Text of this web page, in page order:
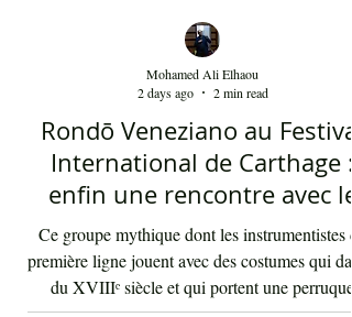
Rondō Veneziano au Festival
International de Carthage :
enfin une rencontre avec le
public tunisien
Ce groupe mythique dont les instrumentistes
Mohamed Ali Elhaou
2 days ago
2 min read